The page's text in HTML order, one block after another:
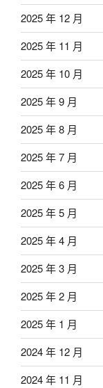
2025 年 12 月
2025 年 11 月
2025 年 10 月
2025 年 9 月
2025 年 8 月
2025 年 7 月
2025 年 6 月
2025 年 5 月
2025 年 4 月
2025 年 3 月
2025 年 2 月
2025 年 1 月
2024 年 12 月
2024 年 11 月